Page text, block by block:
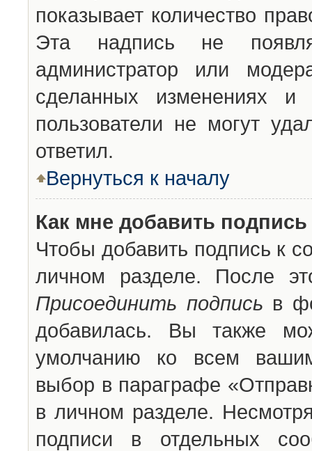
показывает количество
Эта надпись не
администратор или
сделанных изменениях
пользователи не могут
ответил.
Вернуться к началу
Как мне добавить
Чтобы добавить подпись к
личном разделе. После
Присоединить подпись в
добавилась. Вы также
умолчанию ко всем
выбор в параграфе
в личном разделе.
подписи в отдельных